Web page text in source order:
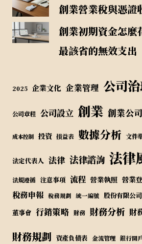
創業營業稅與憑證
創業初期資金怎麼
最該省的無效支出
2025 企業文化 企業管理 公司
公司章程 公司設立 創業 創業公司
成本控制 投資 損益表 數據分析 文件
法定代表人 法律 法律諮詢 法律
法規遵循 注意事項 流程 營業執照 營業
稅務申報 稅務規劃 統一編號 股份有限公司
董事會 行銷策略 財務 財務分析 財
財務規劃 資產負債表 金流管理 銀行開